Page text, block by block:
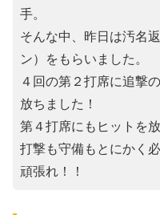
手。
そんな中、昨日は汚名
ン）をもらいました。
４回の第２打席に追撃
放ちました！
第４打席にもヒットを
打撃も守備もとにかく
頑張れ！！